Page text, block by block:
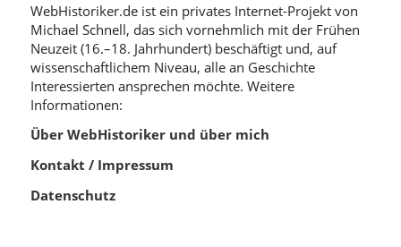
WebHistoriker.de ist ein privates Internet-Projekt von
Michael Schnell, das sich vornehmlich mit der Frühen
Neuzeit (16.–18. Jahrhundert) beschäftigt und, auf
wissenschaftlichem Niveau, alle an Geschichte
Interessierten ansprechen möchte. Weitere
Informationen:
Über WebHistoriker und über mich
Kontakt / Impressum
Datenschutz